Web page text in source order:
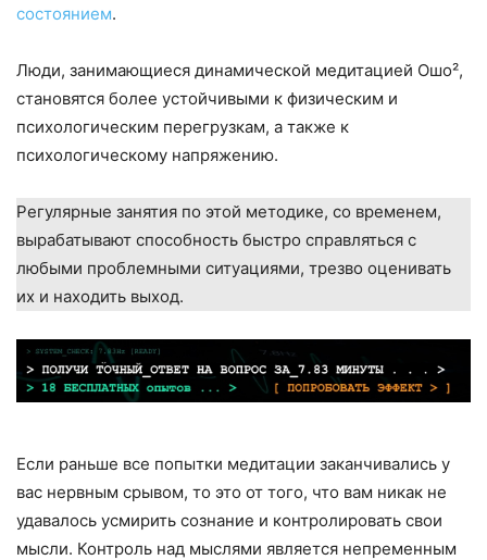
состоянием.
Люди, занимающиеся динамической медитацией Ошо²,
становятся более устойчивыми к физическим и
психологическим перегрузкам, а также к
психологическому напряжению.
Регулярные занятия по этой методике, со временем,
вырабатывают способность быстро справляться с
любыми проблемными ситуациями, трезво оценивать
их и находить выход.
Если раньше все попытки медитации заканчивались у
вас нервным срывом, то это от того, что вам никак не
удавалось усмирить сознание и контролировать свои
мысли. Контроль над мыслями является непременным